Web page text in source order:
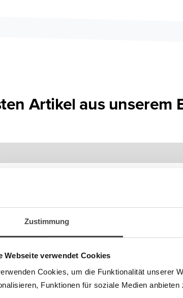
Zustimmung
Webseite verwendet Cookies
Cookies, um die Funktionalität unserer
Funktionen für soziale Medien
Artikel aus unserem